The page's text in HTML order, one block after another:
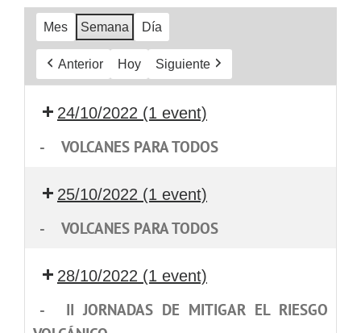
Mes Semana Día
Anterior Hoy Siguiente
24/10/2022 (1 event)
- VOLCANES PARA TODOS
25/10/2022 (1 event)
- VOLCANES PARA TODOS
28/10/2022 (1 event)
-
II JORNADAS DE MITIGAR EL RIESGO